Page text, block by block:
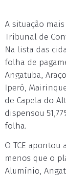
A situação
Tribunal de
Na lista das
folha de
Angatuba,
Iperó,
de Capela do
dispensou
folha.
O TCE apontou
menos que o
Alumínio,